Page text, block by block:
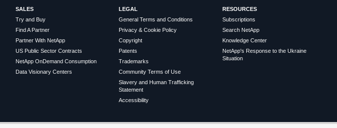
SALES
Try and Buy
Find A Partner
Partner With NetApp
US Public Sector Contracts
NetApp OnDemand Consumption
Data Visionary Centers
LEGAL
General Terms and Conditions
Privacy & Cookie Policy
Copyright
Patents
Trademarks
Community Terms of Use
Slavery and Human Trafficking
Statement
Accessibility
RESOURCES
Subscriptions
Search NetApp
Knowledge Center
NetApp's Response to the Ukraine
Situation